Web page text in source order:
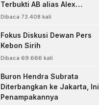
Terbukti AB alias Alex
Residivis Narkoba Kembali
Dibaca 73.408 kali
Fokus Diskusi Dewan Pers
Kebon Sirih
Dibaca 69.666 kali
Buron Hendra Subrata
Diterbangkan ke Jakarta, Ini
Penampakannya